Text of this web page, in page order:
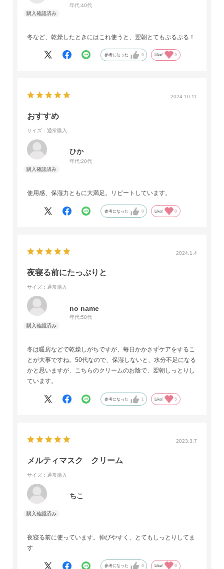
年代:40代
冬など、乾燥したときにはこれ使うと、翌朝とてもぷるぷる！
参考になった 0 Like! 0
2024.10.11
おすすめ
サイズ：通常購入
ひか
年代:20代
使用感、保湿力ともに大満足。リピートしています。
参考になった 0 Like! 0
2024.1.4
夜寝る前にたっぷりと
サイズ：通常購入
no name
年代:50代
冬は暖房などで乾燥しがちですが、毎日かかさずケアをするこ
とが大事ですね。50代なので、保湿しないと、水分不足になる
かと思いますが、こちらのクリームのお陰で、翌朝しっとりし
ています。
参考になった 1 Like! 3
2023.3.7
メルティマスク クリーム
サイズ：通常購入
ちこ
夜寝る前に使っています。伸びやすく、とてもしっとりしてま
す
参考になった 0 Like! 0